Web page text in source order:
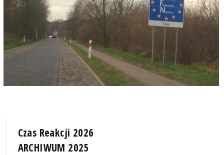
Czas Reakcji 2026
ARCHIWUM 2025